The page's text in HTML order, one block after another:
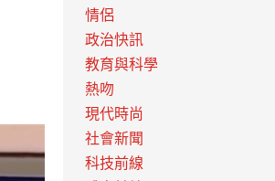
情侶
政治快訊
教育與科學
熱吻
現代時尚
社會新聞
科技前線